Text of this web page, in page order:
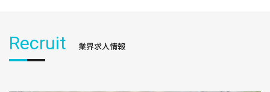
Recruit 業界求人情報